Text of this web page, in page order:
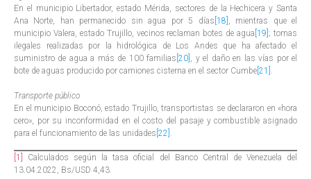
En el municipio Libertador, estado Mérida, sectores de la Hechicera y Santa
Ana Norte, han permanecido sin agua por 5 días [18] , mientras que el
municipio Valera, estado Trujillo, vecinos reclaman botes de agua [19] ; tomas
ilegales realizadas por la hidrológica de Los Andes que ha afectado el
suministro de agua a más de 100 familias [20] , y el daño en las vías por el
bote de aguas producido por camiones cisterna en el sector Cumbe [21] .
Transporte público
En el municipio Boconó, estado Trujillo, transportistas se declararon en «hora
cero», por su inconformidad en el costo del pasaje y combustible asignado
para el funcionamiento de las unidades [22] .
[1]
Calculados según la tasa oficial del Banco Central de Venezuela del
13.04.2022, Bs/USD 4,43.